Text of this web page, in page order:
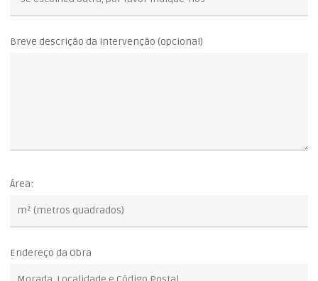
Breve descrição da intervenção (opcional)
Área:
Endereço da Obra